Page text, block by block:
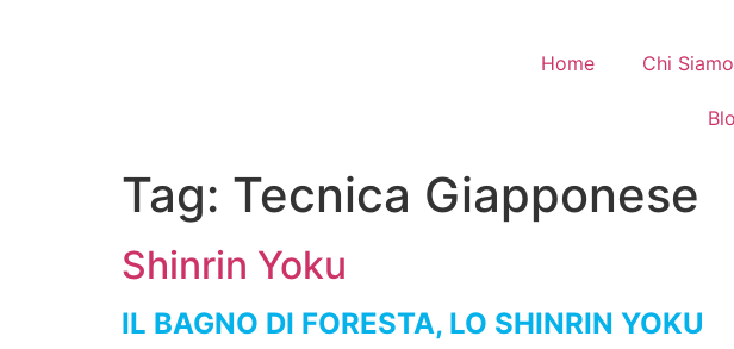
Home Chi Siamo
Tag: Tecnica Giapponese
Shinrin Yoku
IL BAGNO DI FORESTA, LO SHINRIN YOKU